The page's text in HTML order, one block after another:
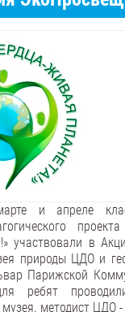
и апреле
участвовали в
природы ЦДО и
Парижской
ребят
музея, методист ЦДО